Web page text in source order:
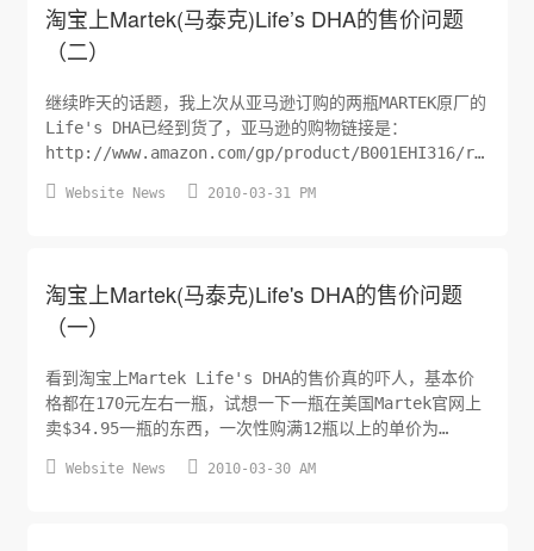
淘宝上Martek(马泰克)Life’s DHA的售价问题
（二）
继续昨天的话题，我上次从亚马逊订购的两瓶MARTEK原厂的
Life's DHA已经到货了，亚马逊的购物链接是：
http://www.amazon.com/gp/product/B001EHI316/
降价的幅度还是非常大的，之前卖$26.99一瓶，现在居然只
 Website News  2010-03-31 PM
淘宝上Martek(马泰克)Life's DHA的售价问题
（一）
看到淘宝上Martek Life's DHA的售价真的吓人，基本价
格都在170元左右一瓶，试想一下一瓶在美国Martek官网上
卖$34.95一瓶的东西，一次性购满12瓶以上的单价为
内的运费在$10，汇率按照6.85来计算这样折下来每瓶人民
 Website News  2010-03-30 AM